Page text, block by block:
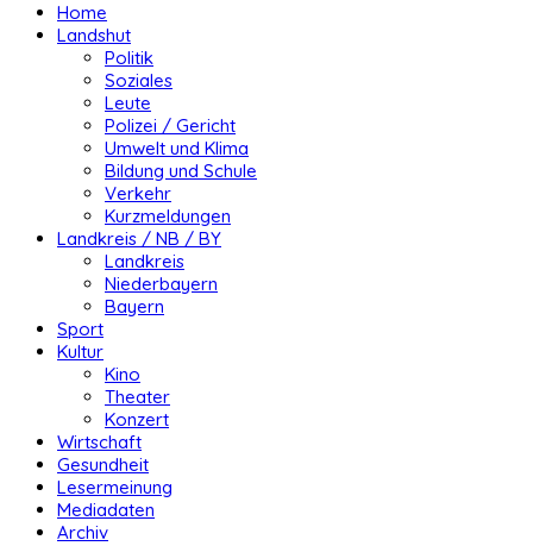
Home
Landshut
Politik
Soziales
Leute
Polizei / Gericht
Umwelt und Klima
Bildung und Schule
Verkehr
Kurzmeldungen
Landkreis / NB / BY
Landkreis
Niederbayern
Bayern
Sport
Kultur
Kino
Theater
Konzert
Wirtschaft
Gesundheit
Lesermeinung
Mediadaten
Archiv